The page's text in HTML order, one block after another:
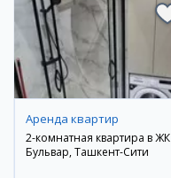
Аренда квартир
2-комнатная квартира в ЖК
Бульвар, Ташкент-Сити